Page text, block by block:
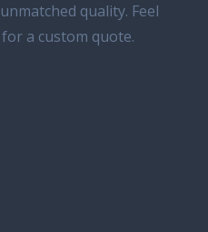
quality. Feel
a custom quote.